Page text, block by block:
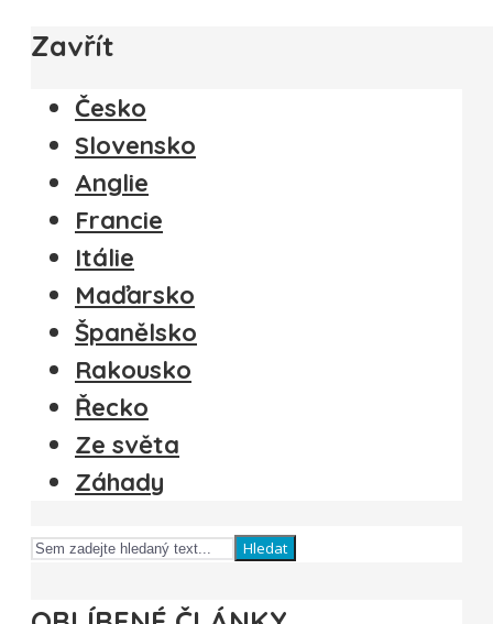
Zavřít
Česko
Slovensko
Anglie
Francie
Itálie
Maďarsko
Španělsko
Rakousko
Řecko
Ze světa
Záhady
Hledat